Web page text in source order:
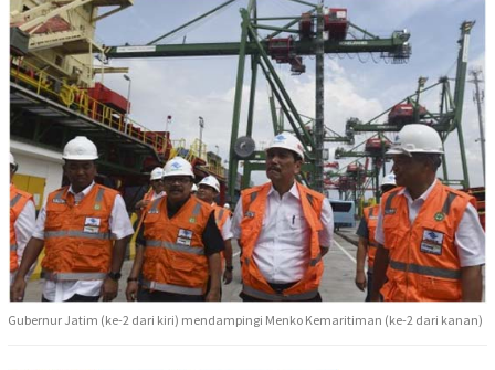
Gubernur Jatim (ke-2 dari kiri) mendampingi Menko Kemaritiman (ke-2 dari kanan)